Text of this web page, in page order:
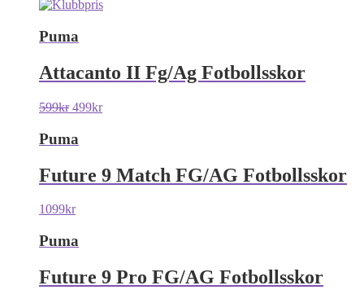
Puma
Attacanto II Fg/Ag Fotbollsskor
599kr 499kr
Puma
Future 9 Match FG/AG Fotbollsskor
1099kr
Puma
Future 9 Pro FG/AG Fotbollsskor